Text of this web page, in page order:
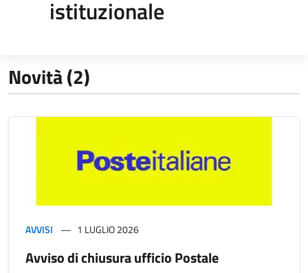
istituzionale
Novità (2)
AVVISI 1 LUGLIO 2026
Avviso di chiusura ufficio Postale